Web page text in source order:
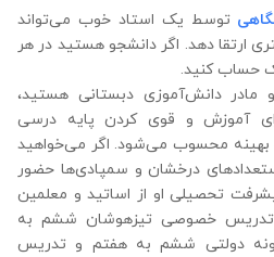
توسط یک استاد خوب می‌تواند
ارتقا دهد. اگر دانشجو هستید در هر
حساب کنید.
مادر دانش‌آموزی دبستانی هستید،
آموزش و قوی کردن پایه درسی
بهینه محسوب می‌شود. اگر می‌خواهید
درخشان و سمپادی‌ها حضور
تحصیلی او از اساتید و معلمین
تدریس خصوصی تیزهوشان ششم به
دولتی ششم به هفتم و تدریس